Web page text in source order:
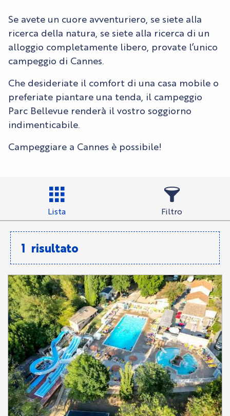
Se avete un cuore avventuriero, se siete alla
ricerca della natura, se siete alla ricerca di un
alloggio completamente libero, provate l’unico
campeggio di Cannes.
Che desideriate il comfort di una casa mobile o
preferiate piantare una tenda, il campeggio
Parc Bellevue renderà il vostro soggiorno
indimenticabile.
Campeggiare a Cannes è possibile!
Lista Filtro
1 risultato